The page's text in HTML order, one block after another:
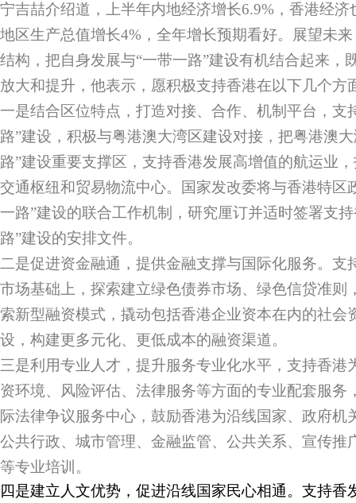
宁吉喆介绍道，上半年内地经济增长6.9%，香港经
地区生产总值增长4%，全年增长预期看好。展望未
结构，把自身发展与“一带一路”建设有机结合起来，
放大和提升，他表示，愿积极支持香港在以下几个方
一是结合区位特点，打造对接、合作、机制平台，支
路”建设，积极与粤港澳大湾区建设对接，把粤港澳
路”建设重要支撑区，支持香港发展高增值的航运业
交通枢纽和贸易物流中心。国家发改委将与香港特区
一路”建设的联合工作机制，研究厘订并适时签署支
路”建设的安排文件。
二是促进资金融通，提供金融支撑与国际化服务。支
市场基础上，探索建立绿色债券市场、绿色信贷准则
索新型融资模式，撬动包括香港企业资本在内的社会
设，构建更多元化、更低成本的融资渠道。
三是利用专业人才，提升服务专业化水平，支持香港
资环境、风险评估、法律服务等方面的专业配套服务
际法律争议服务中心，鼓励香港为沿线国家、政府机
公共行政、城市管理、金融监管、公共关系、宣传推
等专业培训。
四是建立人文优势，促进沿线国家民心相通。支持香